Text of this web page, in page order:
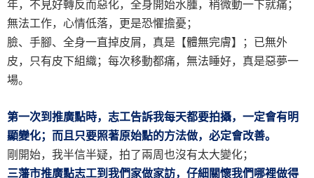
年，不見好轉反而惡化，全身開始水腫，稍微動一下就痛；
無法工作，心情低落，更是恐懼擔憂；
臉、手腳、全身一直掉皮屑，真是【體無完膚】；已無外
皮，只有皮下組織；每次移動都痛，無法睡好，真是惡夢一
場。
第一次到推廣點時，志工告訴我每天都要拍攝，一定會有明
顯變化；而且只要照著原始點的方法做，必定會改善。
剛開始，我半信半疑，拍了兩周也沒有太大變化；
三藩市推廣點志工到我們家做家訪，仔細關懷我們哪裡做得